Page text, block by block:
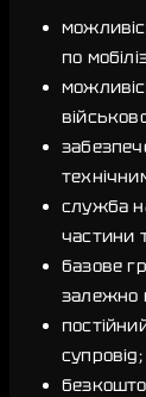
по
служба
частини
базове
залежно
супровід;